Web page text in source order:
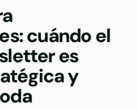
cuándo el
es
y